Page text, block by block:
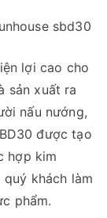
sbd30
lợi cao cho
sản xuất ra
nấu nướng,
được tạo
hợp kim
khách làm
phẩm.